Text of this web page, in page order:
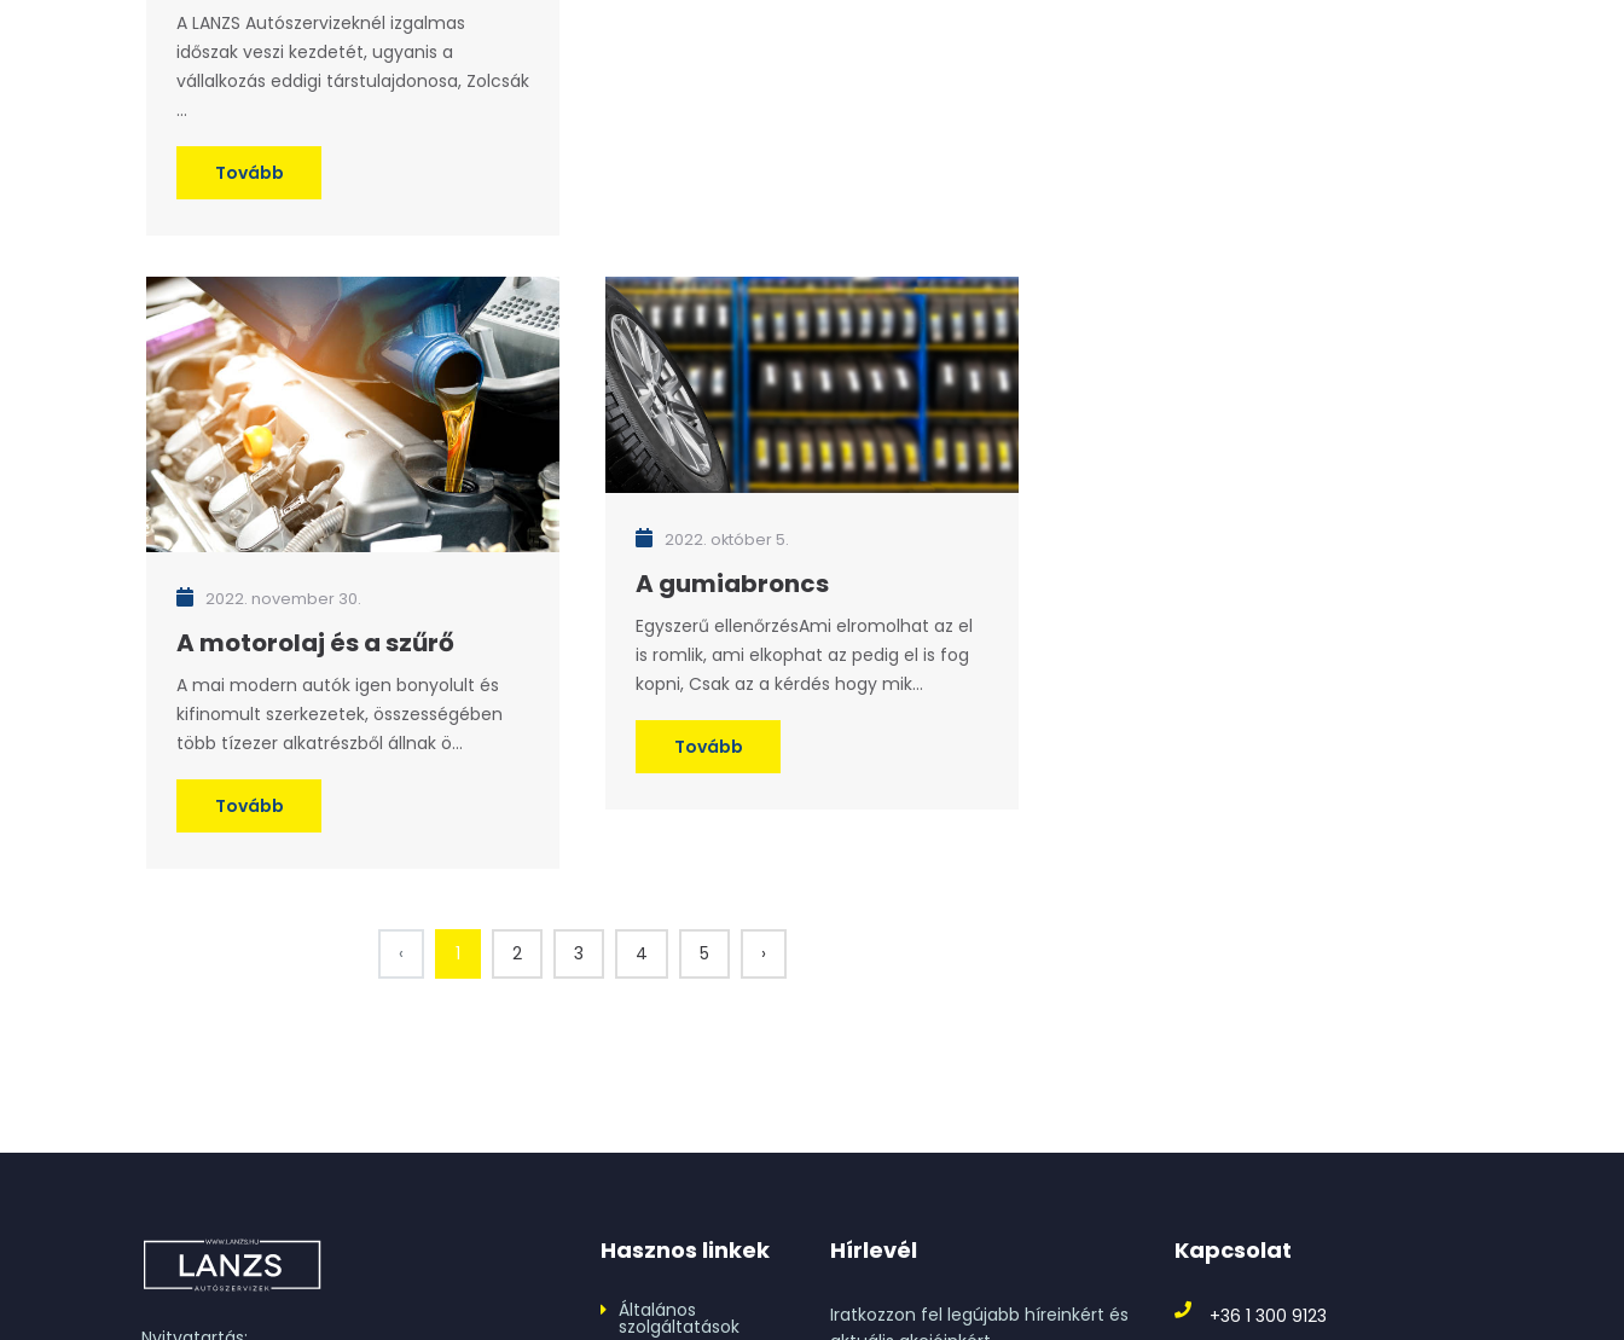
A LANZS Autószervizeknél izgalmas
időszak veszi kezdetét, ugyanis a
vállalkozás eddigi társtulajdonosa, Zolcsák
...
Tovább
2022. november 30.
A motorolaj és a szűrő
A mai modern autók igen bonyolult és
kifinomult szerkezetek, összességében
több tízezer alkatrészből állnak ö...
Tovább
2022. október 5.
A gumiabroncs
Egyszerű ellenőrzésAmi elromolhat az el
is romlik, ami elkophat az pedig el is fog
kopni, Csak az a kérdés hogy mik...
Tovább
‹ 1 2 3 4 5 ›
Hasznos linkek
Általános
szolgáltatások
Hírlevél
Iratkozzon fel legújabb híreinkért és
Kapcsolat
+36 1 300 9123